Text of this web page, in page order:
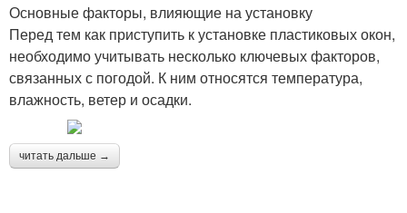
Основные факторы, влияющие на установку
Перед тем как приступить к установке пластиковых окон,
необходимо учитывать несколько ключевых факторов,
связанных с погодой. К ним относятся температура,
влажность, ветер и осадки.
читать дальше →